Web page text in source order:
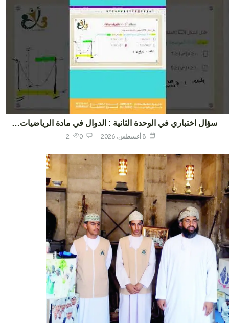
اختباري في الوحدة الثانية : الدوال في مادة الرياضيات…
2